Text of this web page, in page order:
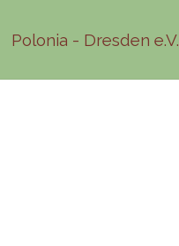
Polonia - Dresden e.V.